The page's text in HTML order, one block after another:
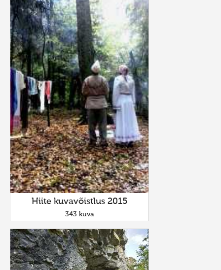
Hiite kuvavõistlus 2015
343 kuva